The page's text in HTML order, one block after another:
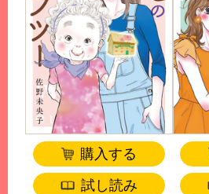
購入する
試し読み